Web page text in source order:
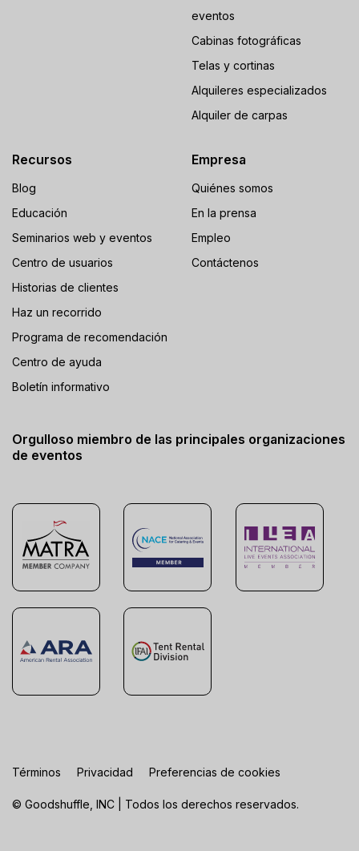
eventos
Cabinas fotográficas
Telas y cortinas
Alquileres especializados
Alquiler de carpas
Recursos
Blog
Educación
Seminarios web y eventos
Centro de usuarios
Historias de clientes
Haz un recorrido
Programa de recomendación
Centro de ayuda
Boletín informativo
Empresa
Quiénes somos
En la prensa
Empleo
Contáctenos
Orgulloso miembro de las principales organizaciones
de eventos
© Goodshuffle, INC | Todos los derechos reservados.
Términos Privacidad Preferencias de cookies